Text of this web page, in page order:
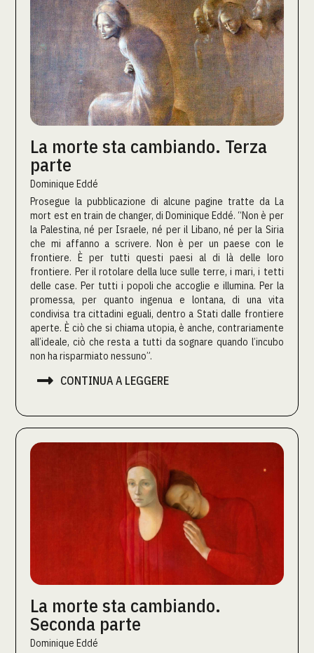
La morte sta cambiando. Terza
parte
Dominique Eddé
Prosegue la pubblicazione di alcune pagine tratte da La
mort est en train de changer, di Dominique Eddé. “Non è per
la Palestina, né per Israele, né per il Libano, né per la Siria
che mi affanno a scrivere. Non è per un paese con le
frontiere. È per tutti questi paesi al di là delle loro
frontiere. Per il rotolare della luce sulle terre, i mari, i tetti
delle case. Per tutti i popoli che accoglie e illumina. Per la
promessa, per quanto ingenua e lontana, di una vita
condivisa tra cittadini eguali, dentro a Stati dalle frontiere
aperte. È ciò che si chiama utopia, è anche, contrariamente
all’ideale, ciò che resta a tutti da sognare quando l’incubo
non ha risparmiato nessuno”.
 CONTINUA A LEGGERE
La morte sta cambiando.
Seconda parte
Dominique Eddé